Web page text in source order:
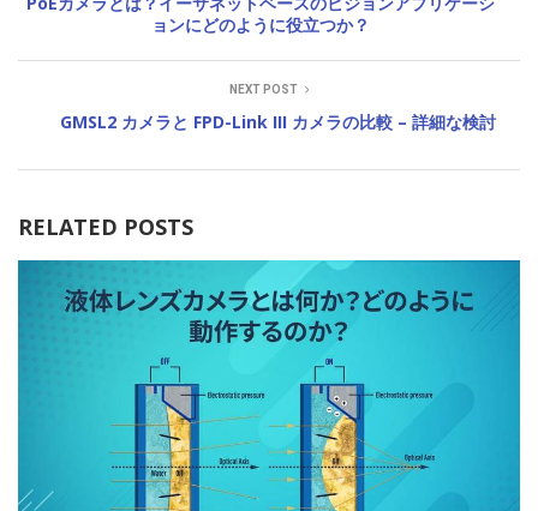
ョンにどのように役立つか？
NEXT POST
GMSL2 カメラと FPD-Link III カメラの比較 – 詳細な検討
RELATED POSTS